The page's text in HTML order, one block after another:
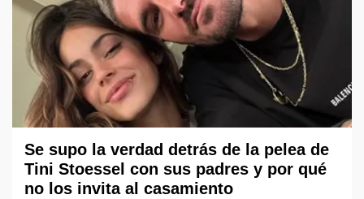
Se supo la verdad detrás de la pelea de
Tini Stoessel con sus padres y por qué
no los invita al casamiento